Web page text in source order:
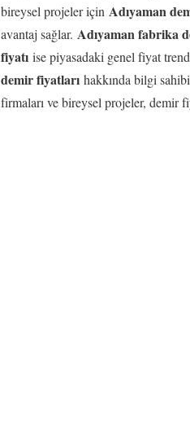
bireysel projeler için Adıyaman
avantaj sağlar. Adıyaman fabrika
fiyatı ise piyasadaki genel fiyat
demir fiyatları hakkında bilgi
firmaları ve bireysel projeler, demir